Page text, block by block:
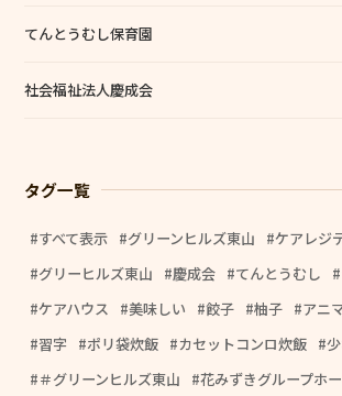
てんとうむし保育園
社会福祉法人慶成会
タグ一覧
すべて表示 グリーンヒルズ東山
ケアレジ
グリーヒルズ東山
慶成会 てんとうむし
ケアハウス
美味しい 餃子 柚子
アニ
習字
ポリ袋炊飯 カセットコンロ炊飯
＃グリーンヒルズ東山
花みずきグループホ